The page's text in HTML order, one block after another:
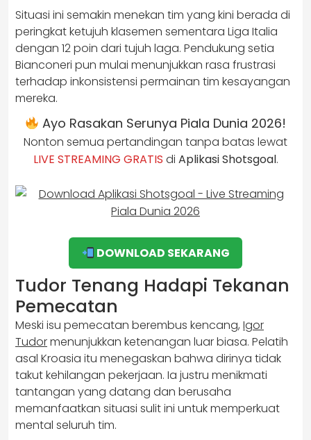
Situasi ini semakin menekan tim yang kini berada di
peringkat ketujuh klasemen sementara Liga Italia
dengan 12 poin dari tujuh laga. Pendukung setia
Bianconeri pun mulai menunjukkan rasa frustrasi
terhadap inkonsistensi permainan tim kesayangan
mereka.
Ayo Rasakan Serunya Piala Dunia 2026!
Nonton semua pertandingan tanpa batas lewat
LIVE STREAMING GRATIS di Aplikasi Shotsgoal.
DOWNLOAD SEKARANG
Tudor Tenang Hadapi Tekanan
Pemecatan
Meski isu pemecatan berembus kencang, Igor
Tudormenunjukkan ketenangan luar biasa. Pelatih
asal Kroasia itu menegaskan bahwa dirinya tidak
takut kehilangan pekerjaan. Ia justru menikmati
tantangan yang datang dan berusaha
memanfaatkan situasi sulit ini untuk memperkuat
mental seluruh tim.